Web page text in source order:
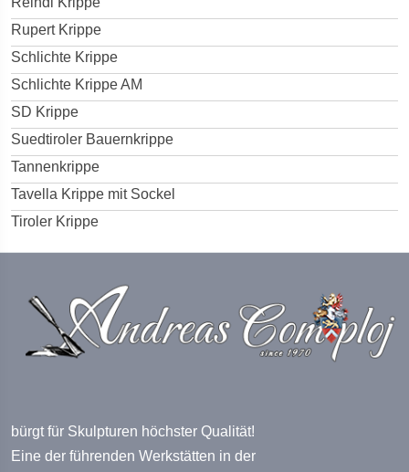
Rupert Krippe
Schlichte Krippe
Schlichte Krippe AM
SD Krippe
Suedtiroler Bauernkrippe
Tannenkrippe
Tavella Krippe mit Sockel
Tiroler Krippe
bürgt für Skulpturen höchster Qualität!
Eine der führenden Werkstätten in der